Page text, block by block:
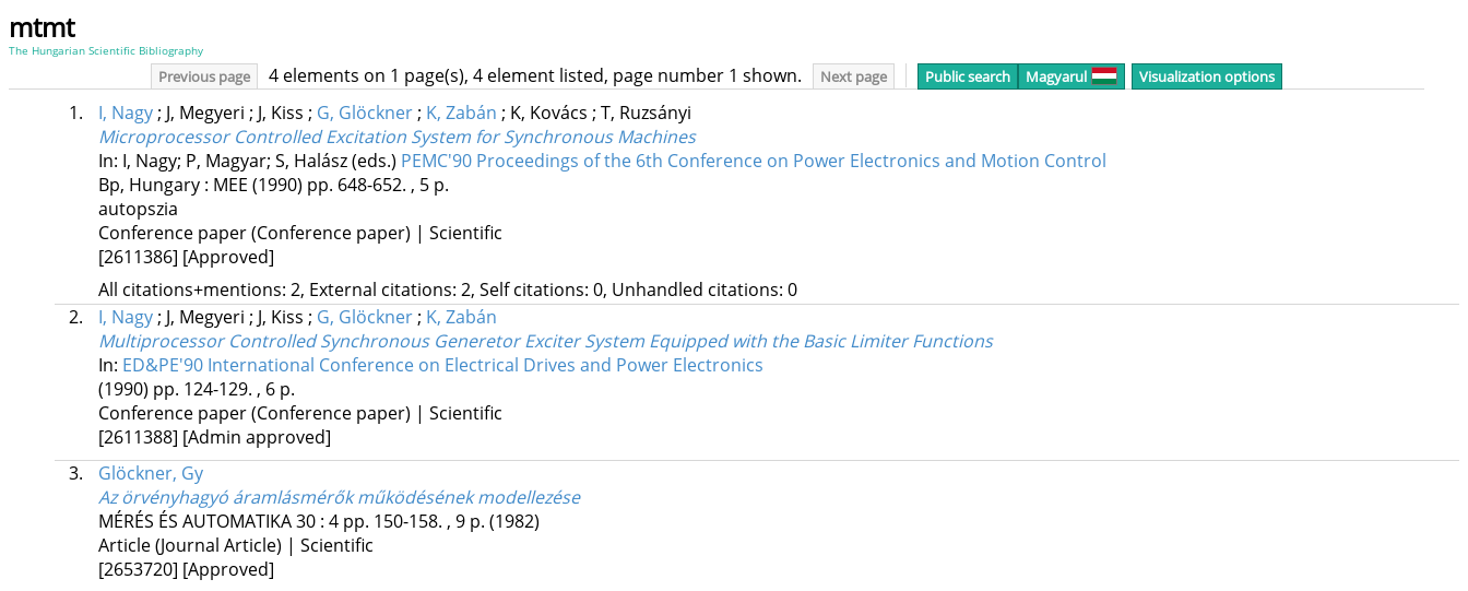
mtmt
The Hungarian Scientific Bibliography
Previous page 4 elements on 1 page(s), 4 element listed, page number 1 shown. Next page Public search Magyarul Visualization options
1. I, Nagy; J, Megyeri ; J, Kiss ; G, Glöckner; K, Zabán ; K, Kovács ; T, Ruzsányi
Microprocessor Controlled Excitation System for Synchronous Machines
In: I, Nagy; P, Magyar; S, Halász (eds.) PEMC'90 Proceedings of the 6th Conference on Power Electronics and Motion Control
Bp, Hungary : MEE (1990) pp. 648-652. , 5 p.
autopszia
Conference paper (Conference paper) | Scientific
[2611386] [Approved]
All citations+mentions: 2, External citations: 2, Self citations: 0, Unhandled citations: 0
2.
I, Nagy; J, Megyeri ; J, Kiss ; G, Glöckner; K, Zabán
Multiprocessor Controlled Synchronous Generetor Exciter System Equipped with the Basic Limiter Functions
In: ED&PE'90 International Conference on Electrical Drives and Power Electronics
(1990) pp. 124-129. , 6 p.
Conference paper (Conference paper) | Scientific
[2611388] [Admin approved]
3.
Glöckner, Gy
Az örvényhagyó áramlásmérők működésének modellezése
MÉRÉS ÉS AUTOMATIKA30: 4 pp. 150-158. , 9 p. (1982)
Article (Journal Article) | Scientific
[2653720] [Approved]